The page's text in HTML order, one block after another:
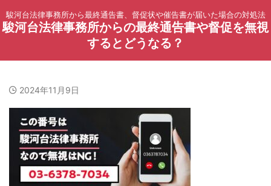
駿河台法律事務所から最終通告書、督促状や催告書が届いた場合の対処法
駿河台法律事務所からの最終通告書や督促を無視
するとどうなる？
2024年11月9日